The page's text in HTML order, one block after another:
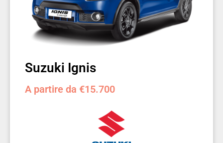
Suzuki Ignis
A partire da €15.700